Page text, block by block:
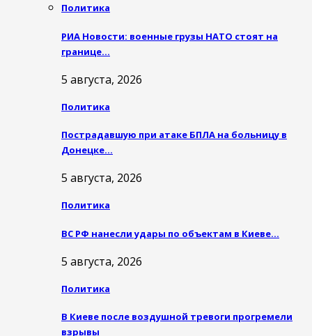
Политика
РИА Новости: военные грузы НАТО стоят на
границе…
5 августа, 2026
Политика
Пострадавшую при атаке БПЛА на больницу в
Донецке…
5 августа, 2026
Политика
ВС РФ нанесли удары по объектам в Киеве…
5 августа, 2026
Политика
В Киеве после воздушной тревоги прогремели
взрывы